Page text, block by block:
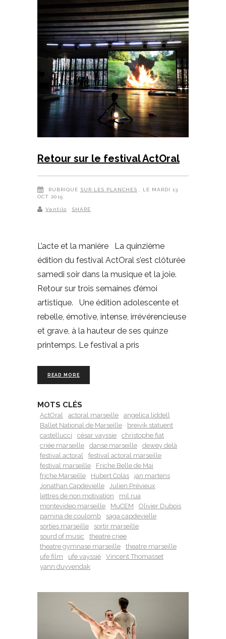
Retour sur le festival ActOral
RUBRIQUE SUR LES PLANCHES , LE MARDI 13
OCT 2015
Ventilo SHARE
L’acte et la manière La quinzième
édition du festival ActOral s’est clôturée
samedi soir dans la musique et la joie.
Retour sur trois semaines d’émoi
artistique. Une édition adolescente et
rebelle, émotive, intense, irrévérencieuse
et grave, à la hauteur de ses quinze
printemps. Le festival a pris
READ MORE
MOTS CLÉS
ActOral actoral marseille
angelica liddell
Ballet National de Marseille
breivik statuent
castellucci
césar vayssie
christophe fiat
criée marseille
danse marseille
dewey delà
festival actoral
festival actoral marseille
festival marseille
Friche Belle de Mai
friche Marseille
Hubert Colas
jan martens
Jonathan Capdevielle
Julien Prévieux
lettres de non motivation
mil rua
montevideo marseille
MuCEM
Olivier Dubois
pamina de coulomb
saga capdevielle
sorties marseille
sortir marseille
sourd of music
theatre criee
theatre gymnase marseille
theatre marseille
ufe film
ufe vayssié
Vincent Thomasset
yann duyvendak